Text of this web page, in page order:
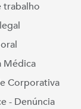
trabalho
Médica
Corporativa
- Denúncia